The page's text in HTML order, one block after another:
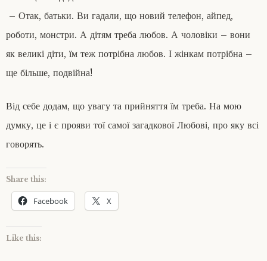
– Отак, батьки. Ви гадали, що новий телефон, айпед,
роботи, монстри. А дітям треба любов. А чоловіки – вони
як великі діти, їм теж потрібна любов. І жінкам потрібна –
ще більше, подвійна!
Від себе додам, що увагу та прийняття їм треба. На мою
думку, це і є прояви тої самої загадкової Любові, про яку всі
говорять.
Share this:
Facebook X
Like this: